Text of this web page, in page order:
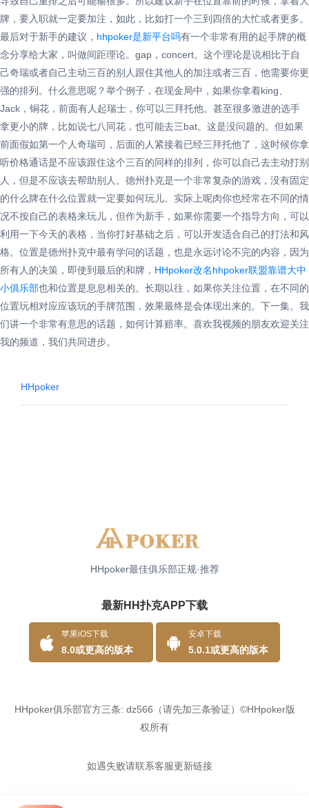
牌，要入职就一定要加注，如此，比如打一个三到四倍的大忙或者更多。
最后对于新手的建议， hhpoker是新平台吗有一个非常有用的起手牌的概
念分享给大家，叫做间距理论。gap，concert。这个理论是说相比于自
己奇瑞或者自己主动三百的别人跟住其他人的加注或者三百，他需要你更
强的排列。什么意思呢？举个例子，在现金局中，如果你拿着king、
Jack，铜花，前面有人起瑞士，你可以三拜托他。甚至很多激进的选手
拿更小的牌，比如说七八同花，也可能去三bat。这是没问题的。但如果
前面假如第一个人奇瑞司，后面的人紧接着已经三拜托他了，这时候你拿
听价格通话是不应该跟住这个三百的同样的排列，你可以自己去主动打别
人，但是不应该去帮助别人。德州扑克是一个非常复杂的游戏，没有固定
的什么牌在什么位置就一定要如何玩儿。实际上呢肉你也经常在不同的情
况不按自己的表格来玩儿，但作为新手，如果你需要一个指导方向，可以
利用一下今天的表格，当你打好基础之后，可以开发适合自己的打法和风
格。位置是德州扑克中最有学问的话题，也是永远讨论不完的内容，因为
所有人的决策，即使到最后的和牌， HHpoker改名hhpoker联盟靠谱大中
小俱乐部也和位置是息息相关的。长期以往，如果你关注位置，在不同的
位置玩相对应应该玩的手牌范围，效果最终是会体现出来的。下一集。我
们讲一个非常有意思的话题，如何计算赔率。喜欢我视频的朋友欢迎关注
我的频道，我们共同进步。
HHpoker
HHpoker最佳俱乐部正规·推荐
最新HH扑克APP下载
苹果iOS下载
8.0或更高的版本
安卓下载
5.0.1或更高的版本
HHpoker俱乐部官方三条: dz566（请先加三条验证）©HHpoker版
权所有
如遇失败请联系客服更新链接